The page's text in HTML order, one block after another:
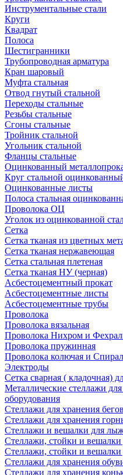
Инструментальные стали
Круги
Квадрат
Полоса
Шестигранники
Трубопроводная арматура
Кран шаровый
Муфта стальная
Отвод гнутый стальной
Переходы стальные
Резьбы стальные
Сгоны стальные
Тройник стальной
Угольник стальной
Фланцы стальные
Оцинкованный
Круг стальной
Оцинкованные листы
Полоса стальная
Проволока ОЦ
Уголок из оцинкованной
Сетка
Сетка тканая из цветных
Сетка тканая нержавеющая
Сетка стальная плетеная
Сетка тканая НУ (черная)
Асбестоцементный прокат
Асбестоцементные листы
Асбестоцементные трубы
Проволока
Проволока вязальная
Проволока Нихром и
Проволока пружинная
Проволока колючая и
Электроды
Сетка сварная ( кладочная)
Металлические стеллажи
оборудования
Стеллажи для хранения
Стеллажи для хранения
Стеллажи и вешалки для
Стеллажи, стойки и вешалки
Стеллажи, стойки и
Стеллажи для хранения
Стеллажи для хранения